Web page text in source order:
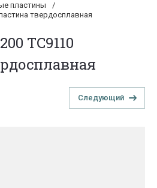
пластины
/
твердосплавная
TC9110
Следующий